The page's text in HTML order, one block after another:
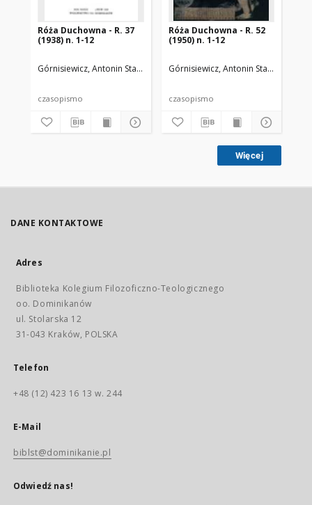
Róża Duchowna - R. 37
(1938) n. 1-12
Górnisiewicz, Antonin Stanisław (1871-1948). Red.
czasopismo
Róża Duchowna - R. 52
(1950) n. 1-12
Górnisiewicz, Antonin Stanisław
czasopismo
Więcej
DANE KONTAKTOWE
Adres
Biblioteka Kolegium Filozoficzno-Teologicznego
oo. Dominikanów
ul. Stolarska 12
31-043 Kraków, POLSKA
Telefon
+48 (12) 423 16 13 w. 244
E-Mail
biblst@dominikanie.pl
Odwiedź nas!